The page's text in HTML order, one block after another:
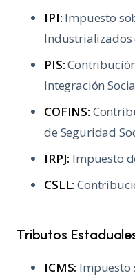
IPI: Impuesto
Industrializados
PIS:
Integración
COFINS:
de Seguridad
IRPJ: Impuesto
CSLL:
Tributos
ICMS: Impuesto